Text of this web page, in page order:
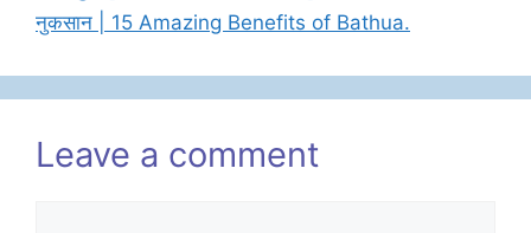
नुकसान | 15 Amazing Benefits of Bathua.
Leave a comment